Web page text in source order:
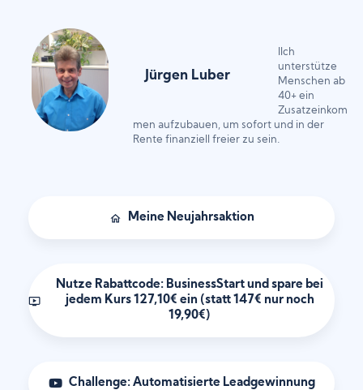
Jürgen Luber
IIch
unterstütze
Menschen ab
40+ ein
Zusatzeinkom
men aufzubauen, um sofort und in der
Rente finanziell freier zu sein.
Meine Neujahrsaktion
Nutze Rabattcode: BusinessStart und spare bei
jedem Kurs 127,10€ ein (statt 147€ nur noch
19,90€)
Challenge: Automatisierte Leadgewinnung